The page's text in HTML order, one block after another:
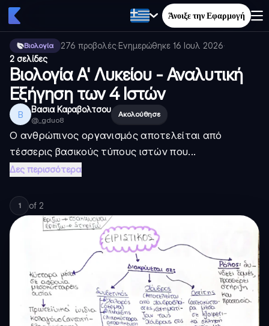
Άνοιξε την Εφαρμογή
Βιολογία 276 προβολές·Ενημερώθηκε 16 Ιουλ 2026·
2 σελίδες
Βιολογία Α' Λυκείου - Αναλυτική
Εξήγηση των 4 Ιστών
Β Βασια Καραβολτσου
@ _gduo8
Ακολούθησε
Ο ανθρώπινος οργανισμός αποτελείται από
τέσσερις βασικούς τύπους ιστών που...
Δες περισσότερα
1 of 2